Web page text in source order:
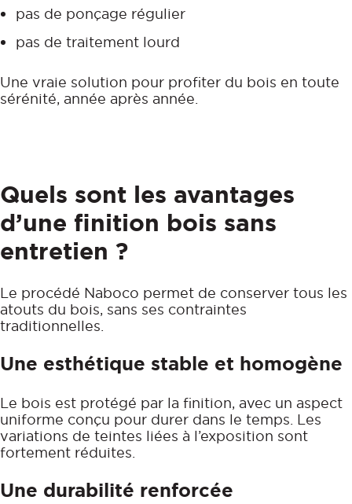
pas de ponçage régulier
pas de traitement lourd
Une vraie solution pour profiter du bois en toute
sérénité, année après année.
Quels sont les avantages
d’une finition bois sans
entretien ?
Le procédé Naboco permet de conserver tous les
atouts du bois, sans ses contraintes
traditionnelles.
Une esthétique stable et homogène
Le bois est protégé par la finition, avec un aspect
uniforme conçu pour durer dans le temps. Les
variations de teintes liées à l’exposition sont
fortement réduites.
Une durabilité renforcée